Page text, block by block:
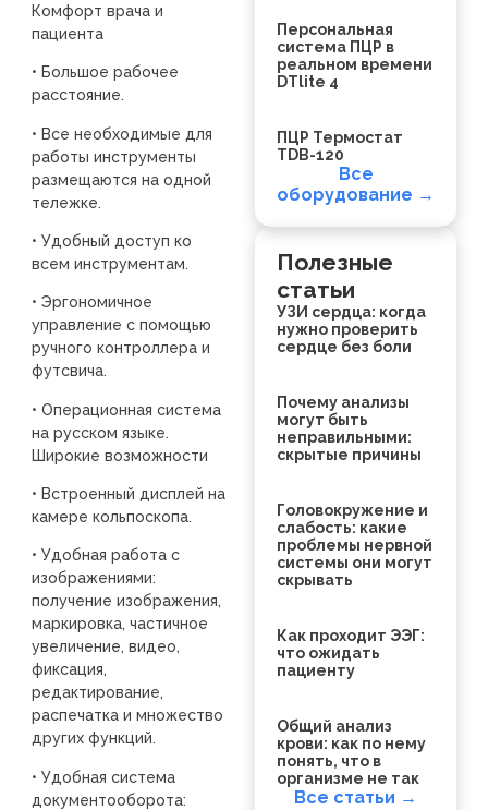
Комфорт врача и
пациента
• Большое рабочее
расстояние.
• Все необходимые для
работы инструменты
размещаются на одной
тележке.
• Удобный доступ ко
всем инструментам.
• Эргономичное
управление с помощью
ручного контроллера и
футсвича.
• Операционная система
на русском языке.
Широкие возможности
• Встроенный дисплей на
камере кольпоскопа.
• Удобная работа с
изображениями:
получение изображения,
маркировка, частичное
увеличение, видео,
фиксация,
редактирование,
распечатка и множество
других функций.
• Удобная система
документооборота:
Персональная
система ПЦР в
реальном времени
DTlite 4
ПЦР Термостат
TDB-120
Все
оборудование →
Полезные
статьи
УЗИ сердца: когда
нужно проверить
сердце без боли
Почему анализы
могут быть
неправильными:
скрытые причины
Головокружение и
слабость: какие
проблемы нервной
системы они могут
скрывать
Как проходит ЭЭГ:
что ожидать
пациенту
Общий анализ
крови: как по нему
понять, что в
организме не так
Все статьи →